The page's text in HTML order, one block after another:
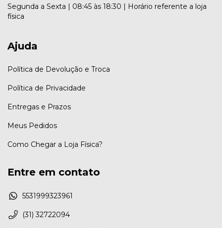
Segunda a Sexta | 08:45 às 18:30 | Horário referente a loja
física
Ajuda
Política de Devolução e Troca
Política de Privacidade
Entregas e Prazos
Meus Pedidos
Como Chegar a Loja Física?
Entre em contato
5531999323961
(31) 32722094